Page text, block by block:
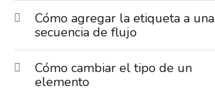
Cómo agregar la etiqueta a una
secuencia de flujo
Cómo cambiar el tipo de un
elemento